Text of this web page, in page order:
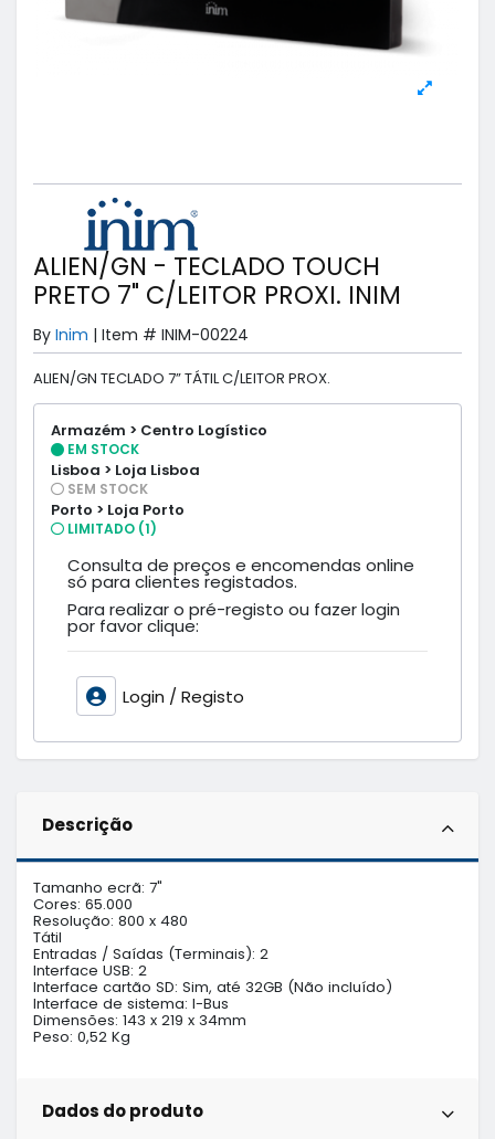
ALIEN/GN - TECLADO TOUCH
PRETO 7" C/LEITOR PROXI. INIM
By Inim | Item # INIM-00224
ALIEN/GN TECLADO 7” TÁTIL C/LEITOR PROX.
Armazém > Centro Logístico
EM STOCK
Lisboa > Loja Lisboa
SEM STOCK
Porto > Loja Porto
LIMITADO (1)
Consulta de preços e encomendas online
só para clientes registados.
Para realizar o pré-registo ou fazer login
por favor clique:
Login / Registo
Descrição
Tamanho ecrã: 7"
Cores: 65.000
Resolução: 800 x 480
Tátil
Entradas / Saídas (Terminais): 2
Interface USB: 2
Interface cartão SD: Sim, até 32GB (Não incluído)
Interface de sistema: I-Bus
Dimensões: 143 x 219 x 34mm
Peso: 0,52 Kg
Dados do produto